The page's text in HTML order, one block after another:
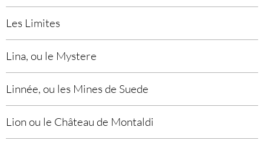
Les Limites
Lina, ou le Mystere
Linnée, ou les Mines de Suede
Lion ou le Château de Montaldi